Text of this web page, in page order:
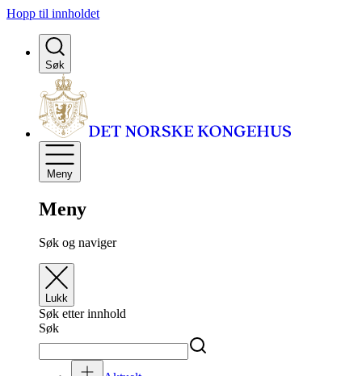
Hopp til innholdet
Søk
Meny
Meny
Søk og naviger
Lukk
Søk etter innhold
Søk